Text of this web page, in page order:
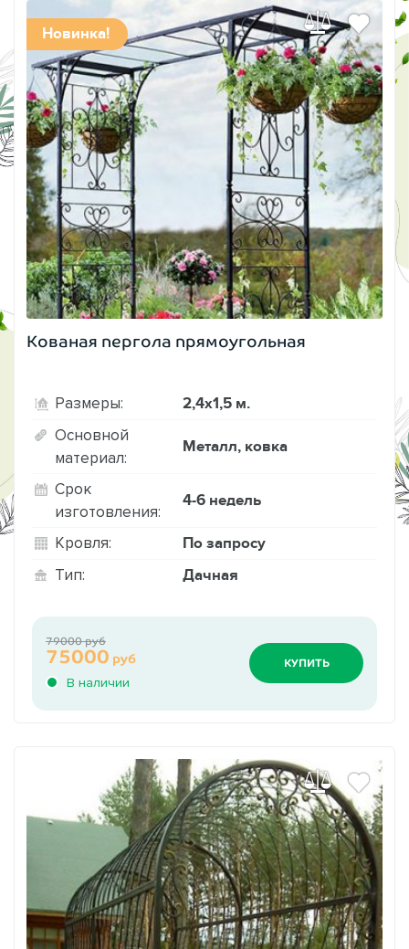
Новинка!
Кованая пергола прямоугольная
Размеры: 2,4х1,5 м.
Основной
материал:
Металл, ковка
Срок
изготовления:
4-6 недель
Кровля: По запросу
Тип: Дачная
В наличии
75000 руб
79000 руб
КУПИТЬ